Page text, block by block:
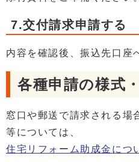
7.交付請求申請する
内容を確認後、振込先口座
各種申請の様式
窓口や郵送で請求される場
等については、
住宅リフォーム助成金につ